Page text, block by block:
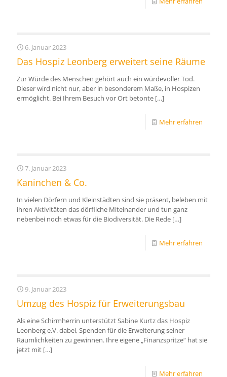
6. Januar 2023
Das Hospiz Leonberg erweitert seine Räume
Zur Würde des Menschen gehört auch ein würdevoller Tod.
Dieser wird nicht nur, aber in besonderem Maße, in Hospizen
ermöglicht. Bei Ihrem Besuch vor Ort betonte […]
Mehr erfahren
7. Januar 2023
Kaninchen & Co.
In vielen Dörfern und Kleinstädten sind sie präsent, beleben mit
ihren Aktivitäten das dörfliche Miteinander und tun ganz
nebenbei noch etwas für die Biodiversität. Die Rede […]
Mehr erfahren
9. Januar 2023
Umzug des Hospiz für Erweiterungsbau
Als eine Schirmherrin unterstützt Sabine Kurtz das Hospiz
Leonberg e.V. dabei, Spenden für die Erweiterung seiner
Räumlichkeiten zu gewinnen. Ihre eigene „Finanzspritze“ hat sie
jetzt mit […]
Mehr erfahren